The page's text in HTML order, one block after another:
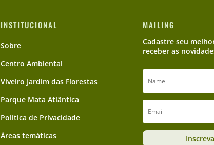
INSTITUCIONAL
Sobre
Centro Ambiental
Viveiro Jardim das Florestas
Parque Mata Atlântica
Política de Privacidade
Áreas temáticas
MAILING
Cadastre seu
receber as